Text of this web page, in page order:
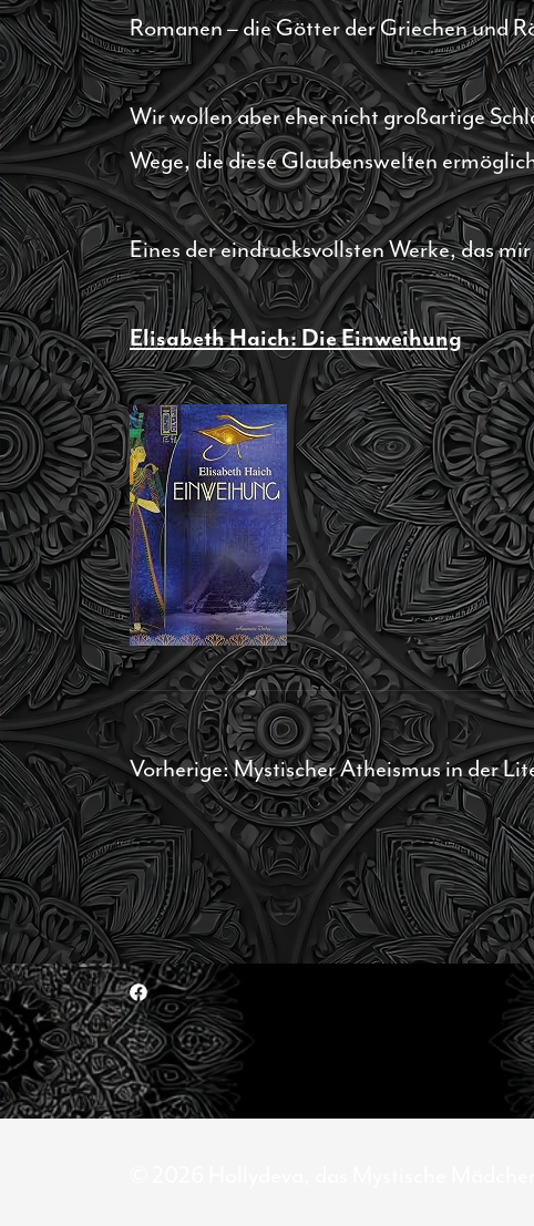
Romanen – die Götter der Griechen und
Wir wollen aber eher nicht großartige
Wege, die diese Glaubenswelten
Eines der eindrucksvollsten Werke, das
Elisabeth Haich: Die Einweihung
Beitragsnavigation
Vorherige:Mystischer Atheismus in der